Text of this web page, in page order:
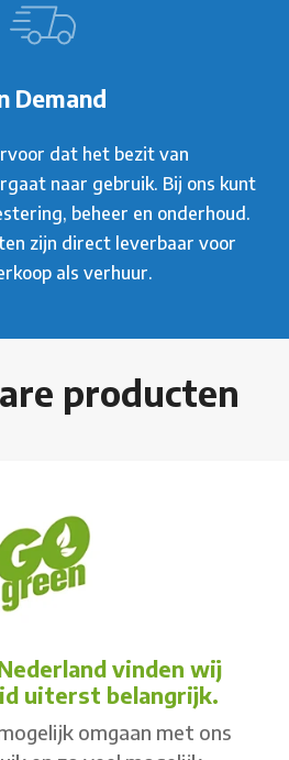
Demand
dat het bezit van
naar gebruik. Bij ons kunt
beheer en onderhoud.
zijn direct leverbaar voor
als verhuur.
producten
vinden wij
uiterst belangrijk.
omgaan met ons